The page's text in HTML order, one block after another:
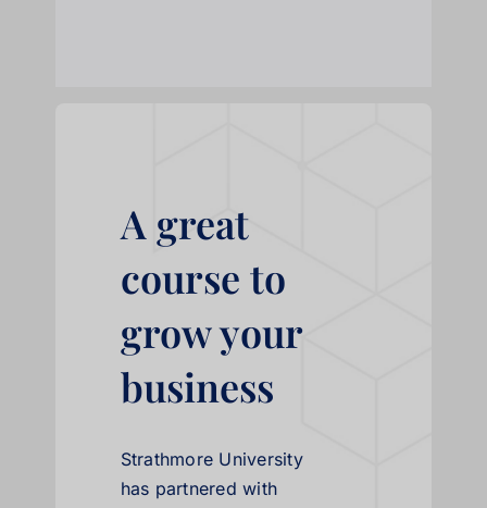
A great
course to
grow your
business
Strathmore University
has partnered with